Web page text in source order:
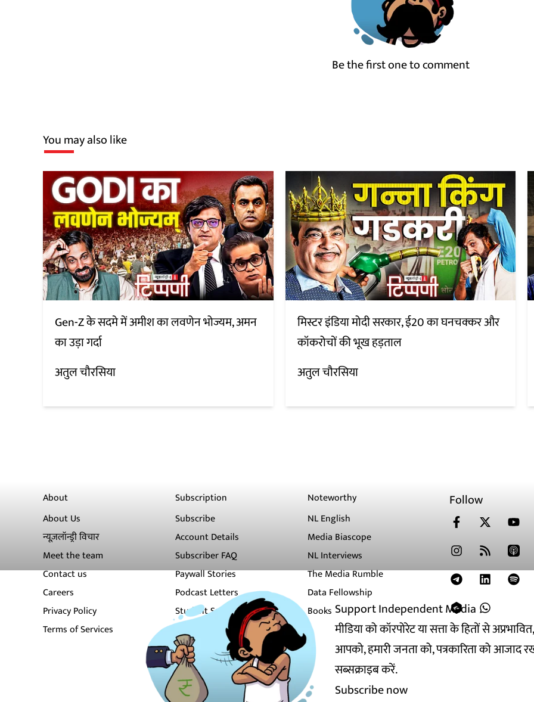
Support Independent Media
मीडिया को कॉरपोरेट या सत्ता के हितों से
आपको, हमारी जनता को, पत्रकारिता को
सब्सक्राइब करें.
Subscribe now
Be the first one to comment
You may also like
Gen-Z के सदमे में अमीश का लवणेन भोज्यम, अमन
का उड़ा गर्दा
अतुल चौरसिया
मिस्टर इंडिया मोदी सरकार, ई20 का घनचक्कर और
कॉकरोचों की भूख हड़ताल
अतुल चौरसिया
About
About Us
न्यूज़लॉन्ड्री विचार
Meet the team
Contact us
Careers
Privacy Policy
Terms of Services
Subscription
Subscribe
Account Details
Subscriber FAQ
Paywall Stories
Podcast Letters
Student Subscription
Newsletters
Noteworthy
NL English
Media Biascope
NL Interviews
The Media Rumble
Data Fellowship
Books
Follow